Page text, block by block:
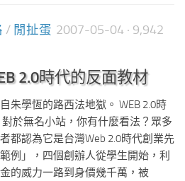
/ 閒扯蛋 2007-05-04 · 9,942
2.0時代的反面教材
朱學恆的路西法地獄。 WEB 2.0時
於無名小站，你有什麼看法？眾多
都認為它是台灣Web 2.0時代創業先
例」，四個創辦人從學生開始，利
的威力一路到身價幾千萬，被